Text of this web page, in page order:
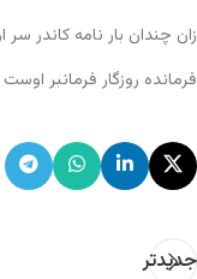
زان چندان بار نامه کاندر
فرمانده روزگار فرمانبر اوست
جدیدتر